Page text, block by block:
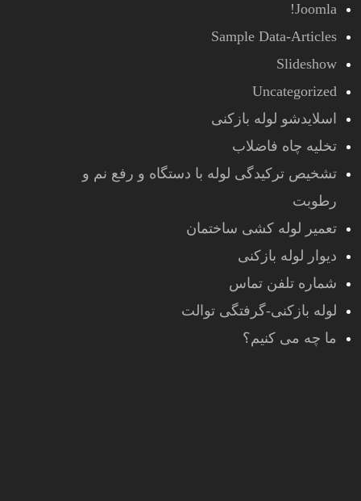
Joomla!
Sample Data-Articles
Slideshow
Uncategorized
اسلایدشو لوله بازکنی
تخلیه چاه فاضلاب
تشخیص ترکیدگی لوله با دستگاه و رفع نم و
رطوبت
تعمیر لوله کشی ساختمان
دیوار لوله بازکنی
شماره تلفن تماس
لوله بازکنی-گرفتگی توالت
ما چه می کنیم؟